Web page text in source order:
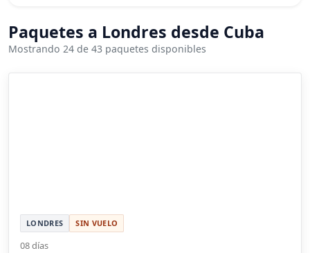
Paquetes a Londres desde Cuba
Mostrando 24 de 43 paquetes disponibles
LONDRES SIN VUELO
08 días